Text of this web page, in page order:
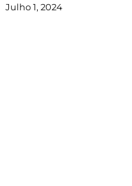
Julho 1, 2024